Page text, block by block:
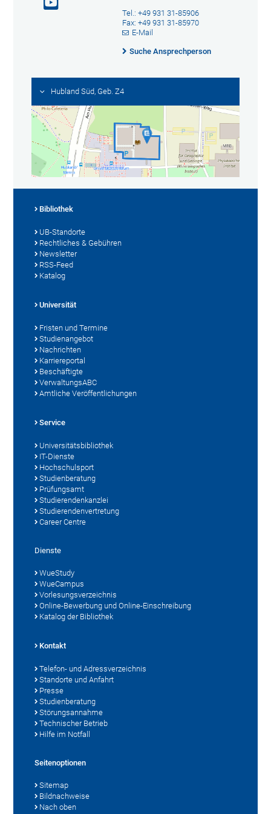
Tel.: +49 931 31-85906
Fax: +49 931 31-85970
E-Mail
Suche Ansprechperson
Hubland Süd, Geb. Z4
Bibliothek
UB-Standorte
Rechtliches & Gebühren
Newsletter
RSS-Feed
Katalog
Universität
Fristen und Termine
Studienangebot
Nachrichten
Karriereportal
Beschäftigte
VerwaltungsABC
Amtliche Veröffentlichungen
Service
Universitätsbibliothek
IT-Dienste
Hochschulsport
Studienberatung
Prüfungsamt
Studierendenkanzlei
Studierendenvertretung
Career Centre
Dienste
WueStudy
WueCampus
Vorlesungsverzeichnis
Online-Bewerbung und Online-Einschreibung
Katalog der Bibliothek
Kontakt
Telefon- und Adressverzeichnis
Standorte und Anfahrt
Presse
Studienberatung
Störungsannahme
Technischer Betrieb
Hilfe im Notfall
Seitenoptionen
Sitemap
Bildnachweise
Nach oben